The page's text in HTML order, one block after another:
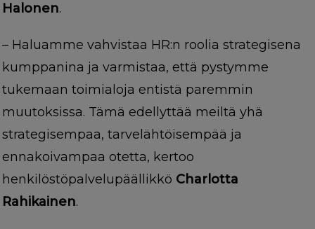
Halonen.
– Haluamme vahvistaa HR:n roolia strategisena
kumppanina ja varmistaa, että pystymme
tukemaan toimialoja entistä paremmin
muutoksissa. Tämä edellyttää meiltä yhä
strategisempaa, tarvelähtöisempää ja
ennakoivampaa otetta, kertoo
henkilöstöpalvelupäällikkö Charlotta
Rahikainen.